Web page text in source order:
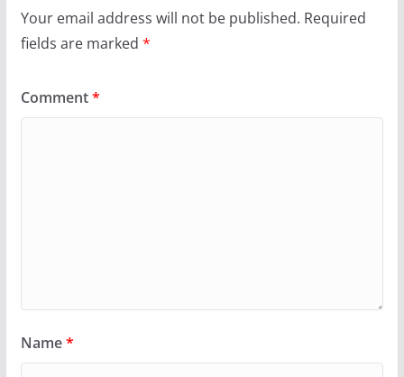
Your email address will not be published. Required
fields are marked *
Comment*
Name*